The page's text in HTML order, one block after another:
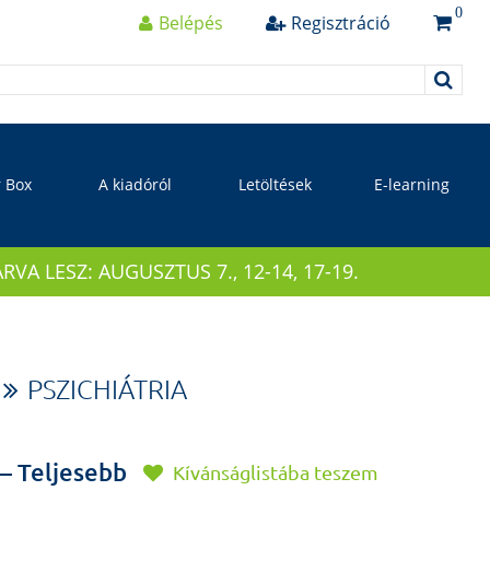
Belépés Regisztráció 0
Box A kiadóról Letöltések E-learning
LESZ: AUGUSZTUS 7., 12-14, 17-19.
PSZICHIÁTRIA
Kívánságlistába teszem
Teljesebb